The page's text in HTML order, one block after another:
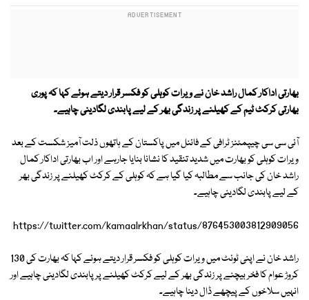
بھارتی اداکار کمال راشد خان نے ویرات کوہلی کو فکسر قرار دیتے ہوئے کہا کہ پوری
بھارتی کرکٹ ٹیم کے کھیلنے پر زندگی بھر کے لیے پابندی لگادینی چاہیے۔
آئی سی سی چیپمئنز ٹرافی کے فائنل میں پاکستان کے ہاتھوں ذلت آمیز شکست کے بعد
ویرات کوہلی کو بھارت میں شدید تنقید کا نشانا بنایا جارہے اور اب بھارتی اداکار کمال
راشد خان کی جانب سے مطالبہ کیا گیا ہے کہ کوہلی کے کرکٹ کھیلنے پر زندگی بھر
کے لیے پابندی لگادینی چاہیے۔
https://twitter.com/kamaalrkhan/status/876453003812909056
راشد خان نے اپنی ٹوئٹ میں ویرات کوہلی کو فکسر قرار دیتے ہوئے کہا کہ بھارت کی 130
کروڑ عوام کا فخر بیچنے پر زندگی بھر کے لیے کرکٹ کھیلنے پر پابندی لگادینی چاہیے اور
انہیں سلاخوں کے پیچھے ڈال دینا چاہیے۔